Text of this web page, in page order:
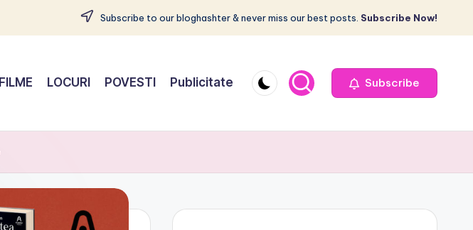
Subscribe to our bloghashter & never miss our best posts. Subscribe Now!
FILME LOCURI POVESTI Publicitate Subscribe